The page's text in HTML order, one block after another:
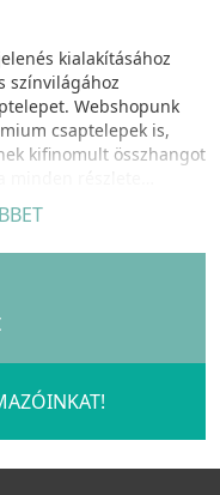
kialakításához
színvilágához
Webshopunk
csaptelepek is,
kifinomult összhangot